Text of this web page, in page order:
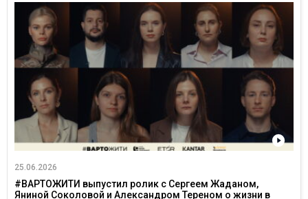
25.06.2026
#ВАРТОЖИТИ выпустил ролик с Сергеем Жаданом,
Яниной Соколовой и Александром Тереном о жизни в